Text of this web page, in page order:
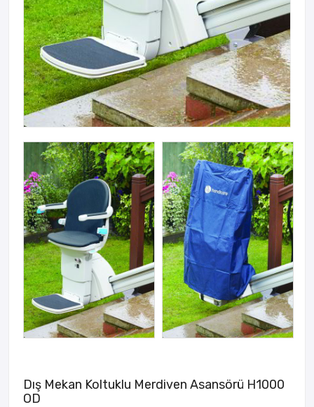
Dış Mekan Koltuklu Merdiven Asansörü H1000
OD